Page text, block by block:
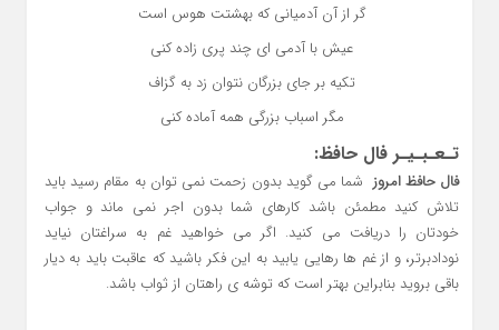
گر از آن آدمیانی که بهشتت هوس است
عیش با آدمی ای چند پری زاده کنی
تکیه بر جای بزرگان نتوان زد به گزاف
مگر اسباب بزرگی همه آماده کنی
تـعـبـیـر فال حافظ:
فال حافظ امروز شما می گوید بدون زحمت نمی توان به مقام رسید باید
تلاش کنید مطمئن باشد کارهای شما بدون اجر نمی ماند و جواب
خودتان را دریافت می کنید. اگر می خواهید غم به سراغتان نیاید
نودادبرتر، و از غم ها رهایی یابید به این فکر باشید که عاقبت باید به دیار
باقی بروید بنابراین بهتر است که توشه ی راهتان از ثواب باشد.